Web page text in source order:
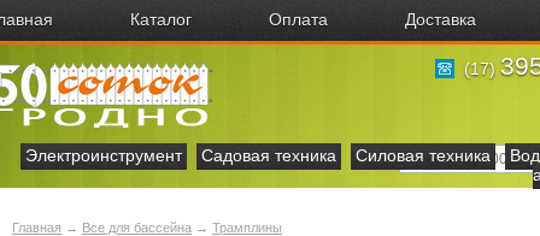
Каталог Оплата Доставка
(17)
Электроинструмент Садовая техника Силовая техника
Главная → Все для бассейна → Трамплины